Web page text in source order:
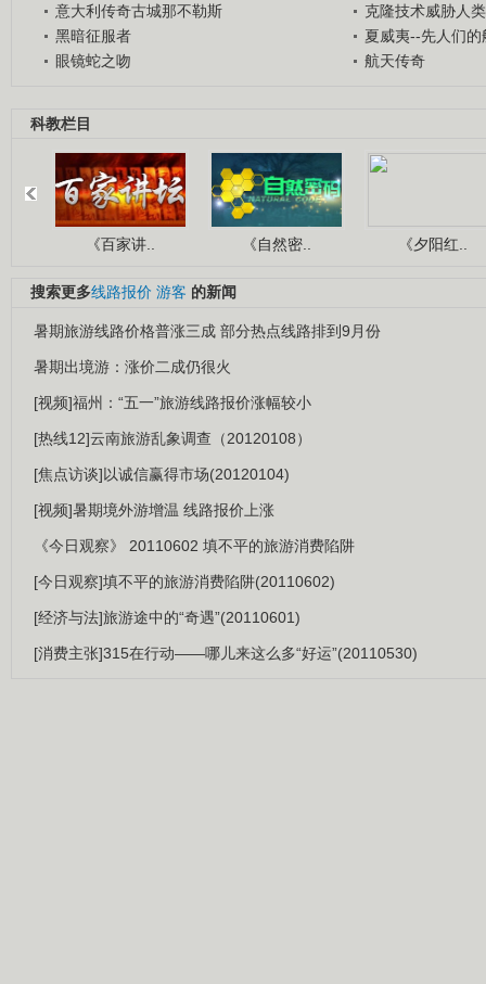
意大利传奇古城那不勒斯
克隆技术威胁人
黑暗征服者
夏威夷--先人们的
眼镜蛇之吻
航天传奇
科教栏目
《百家讲.. 《自然密.. 《夕阳红..
搜索更多线路报价 游客 的新闻
暑期旅游线路价格普涨三成 部分热点线路排到9月份
暑期出境游：涨价二成仍很火
[视频]福州：“五一”旅游线路报价涨幅较小
[热线12]云南旅游乱象调查（20120108）
[焦点访谈]以诚信赢得市场(20120104)
[视频]暑期境外游增温 线路报价上涨
《今日观察》 20110602 填不平的旅游消费陷阱
[今日观察]填不平的旅游消费陷阱(20110602)
[经济与法]旅游途中的“奇遇”(20110601)
[消费主张]315在行动——哪儿来这么多“好运”(20110530)